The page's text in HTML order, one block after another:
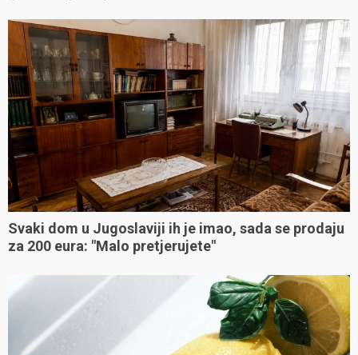
Svaki dom u Jugoslaviji ih je imao, sada se prodaju
za 200 eura: "Malo pretjerujete"